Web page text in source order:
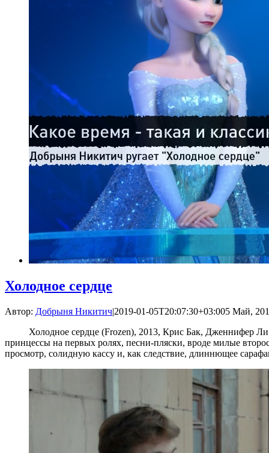
Холодное сердце
Автор: Добрыня Никитич|2019-01-05T20:07:30+03:005 Май,
Холодное сердце (Frozen), 2013, Крис Бак, Дженнифер Ли
принцессы на первых ролях, песни-пляски, вроде милые
просмотр, солидную кассу и, как следствие, длиннющее